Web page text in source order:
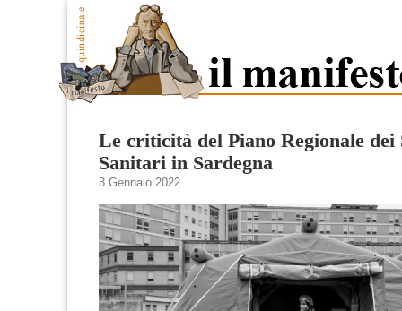
Le criticità del Piano Regionale dei
Sanitari in Sardegna
3 Gennaio 2022